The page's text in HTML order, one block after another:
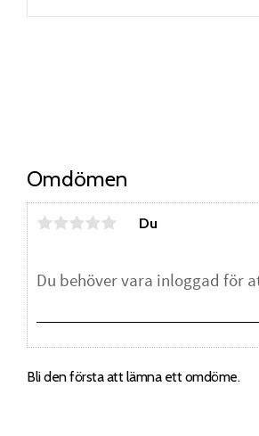
Omdömen
Du
Bli den första att lämna ett omdöme.